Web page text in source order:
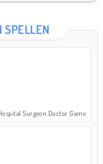
SPELLEN
Surgeon Doctor Game